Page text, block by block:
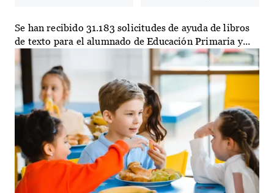
Se han recibido 31.183 solicitudes de ayuda de libros
de texto para el alumnado de Educación Primaria y...